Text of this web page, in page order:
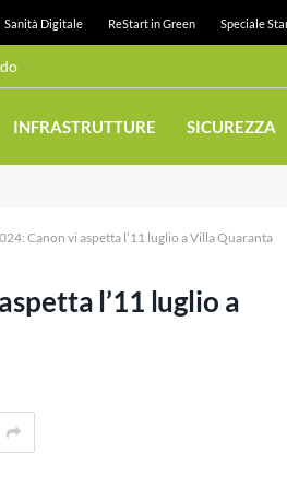
Sanità Digitale ReStart in Green Speciale
INFRASTRUTTURE SICUREZZA
Canon vi aspetta l’11 luglio a Villa Quaranta
l’11 luglio a